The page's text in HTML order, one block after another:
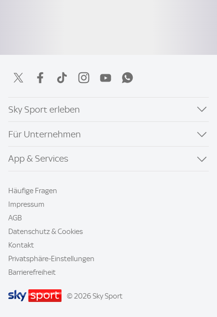
Sky Sport erleben
Für Unternehmen
App & Services
Häufige Fragen
Impressum
AGB
Datenschutz & Cookies
Kontakt
Privatsphäre-Einstellungen
Barrierefreiheit
© 2026 Sky Sport